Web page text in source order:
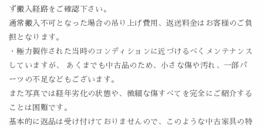
ず搬入経路をご確認下さい。
通常搬入不可となった場合の吊り上げ費用、返送料金はお客様のご負
担となります。
・極力製作された当時のコンディションに近づけるべくメンテナンス
していますが、 あくまでも中古品のため、小さな傷や汚れ、一部パ
ーツの不足などもございます。
また写真では経年劣化の状態や、微細な傷すべてを完全にご紹介する
ことは困難です。
基本的に返品は受け付けておりませんので、このような中古家具の特